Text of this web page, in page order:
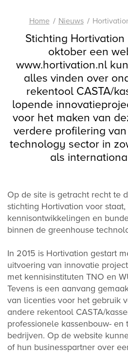
Home Nieuws
Stichting
oktober een
www.hortivation.nl
alles vinden over
rekentool CASTA/
lopende
voor het maken van
verdere profilering
technology sector in
als
Op de site is getracht recht te
stichting Hortivation voor staat,
kennisontwikkelingen en
binnen de greenhouse
In 2015 is Hortivation gestart
uitvoering van innovatie
met kennisinstituten TNO en
Tevens is een aanvang
van licenties voor het gebruik
andere rekentool CASTA/
professionele kassenbouw- en
bedrijven. Op de website
of hun businesspartner over